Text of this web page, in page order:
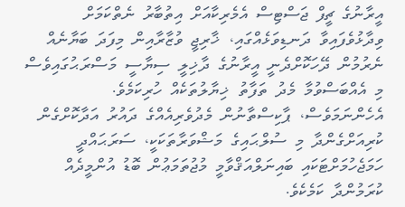
އީރާނުގެ ޗީފް ޖަސްޓިސް އެމެރިކާއަށް އިތުބާރު ނެތްކަމަށް
ވިދާޅުވެފައިވާ ދަނޑިވަޅެއްގައި، ޚާރިޖީ ވުޒާރާއިން މިފަދަ ބަޔާނެއް
ނެރުމުން ދޭހަކޮށްދެނީ އީރާނުގެ ދާޚިލީ ސިޔާސީ މަސްރަޙުގައިވެސް
މި އެއްބަސްވުމާ މެދު ތަފާތު ޚިޔާލުތަކެއް ހުރިކަމެވެ.
އެހެންނަމަވެސް، ޕާކިސްތާނުން މެދުވެރިއެއްގެ ދައުރު އަދާކޮށްގެން
ކުރިއަށްގެންދާ މި ސުލްޙައިގެ މަޝްވަރާތަކަކީ، ސަރަޙައްދީ
ހަމަޖެހުމަށްޓަކައި ބައިނަލްއަޤްވާމީ މުޖުތަމަޢުން ބޮޑު އުންމީދެއް
ކުރަމުންދާ ކަމެކެވެ.